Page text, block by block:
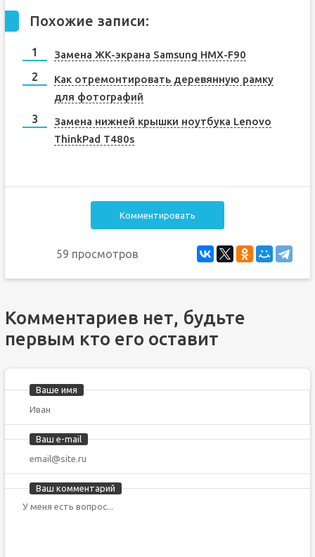
Похожие записи:
Замена ЖК-экрана Samsung HMX-F90
Как отремонтировать деревянную рамку
для фотографий
Замена нижней крышки ноутбука Lenovo
ThinkPad T480s
Комментировать
59 просмотров
Комментариев нет, будьте
первым кто его оставит
Ваше имя
Ваш e-mail
Ваш комментарий